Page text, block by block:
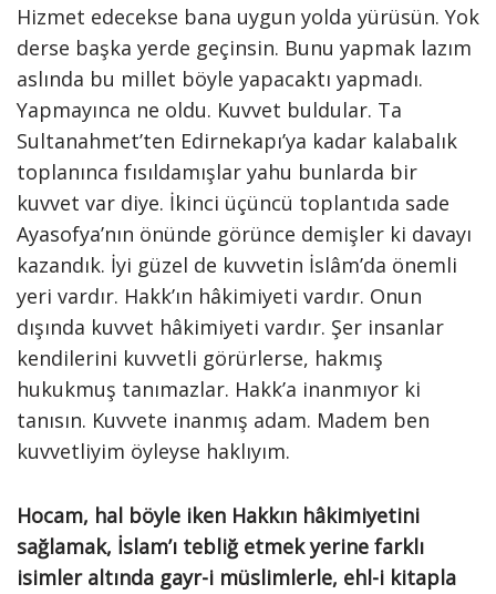
Hizmet edecekse bana uygun yolda yürüsün. Yok
derse başka yerde geçinsin. Bunu yapmak lazım
aslında bu millet böyle yapacaktı yapmadı.
Yapmayınca ne oldu. Kuvvet buldular. Ta
Sultanahmet’ten Edirnekapı’ya kadar kalabalık
toplanınca fısıldamışlar yahu bunlarda bir
kuvvet var diye. İkinci üçüncü toplantıda sade
Ayasofya’nın önünde görünce demişler ki davayı
kazandık. İyi güzel de kuvvetin İslâm’da önemli
yeri vardır. Hakk’ın hâkimiyeti vardır. Onun
dışında kuvvet hâkimiyeti vardır. Şer insanlar
kendilerini kuvvetli görürlerse, hakmış
hukukmuş tanımazlar. Hakk’a inanmıyor ki
tanısın. Kuvvete inanmış adam. Madem ben
kuvvetliyim öyleyse haklıyım.
Hocam, hal böyle iken Hakkın hâkimiyetini
sağlamak, İslam’ı tebliğ etmek yerine farklı
isimler altında gayr-i müslimlerle, ehl-i kitapla